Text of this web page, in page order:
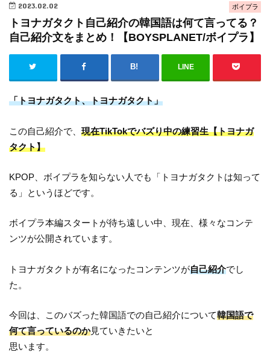
ボイプラ
2023.02.02
トヨナガタクト自己紹介の韓国語は何て言ってる？
自己紹介文をまとめ！【BOYSPLANET/ボイプラ】
LINE
「トヨナガタクト、トヨナガタクト」
この自己紹介で、現在TikTokでバズり中の練習生【トヨナガ
タクト】
KPOP、ボイプラを知らない人でも「トヨナガタクトは知って
る」というほどです。
ボイプラ本編スタートが待ち遠しい中、現在、様々なコンテ
ンツが公開されています。
トヨナガタクトが有名になったコンテンツが自己紹介でし
た。
今回は、このバズった韓国語での自己紹介について韓国語で
何て言っているのか見ていきたいと
思います。